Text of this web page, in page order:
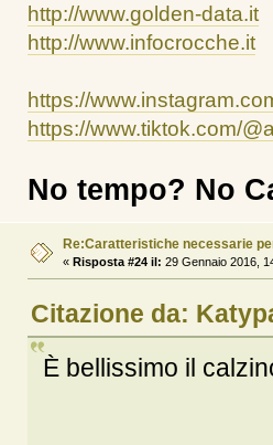
http://www.golden-data.it
http://www.infocrocche.it
https://
https://www.tiktok.com/
No tempo? No
Re:Caratteristiche necessarie
« Risposta #24 il: 29 Gennaio 2016,
Citazione da:
È bellissimo il